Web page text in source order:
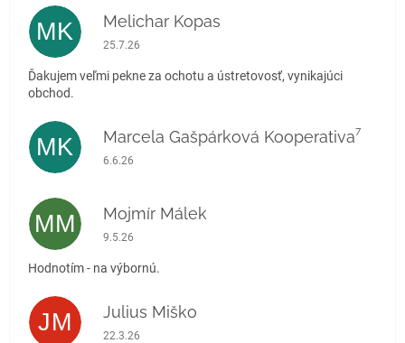
MK Melichar Kopas
Hodnotenie obchodu je 5 z 5 hviezdičiek.
25.7.26
Ďakujem veľmi pekne za ochotu a ústretovosť, vynikajúci
obchod.
MK Marcela Gašpárková Kooperativa⁷
Hodnotenie obchodu je 5 z 5 hviezdičiek.
6.6.26
MM Mojmír Málek
Hodnotenie obchodu je 5 z 5 hviezdičiek.
9.5.26
Hodnotím - na výbornú.
JM Julius Miško
Hodnotenie obchodu je 5 z 5 hviezdičiek.
22.3.26